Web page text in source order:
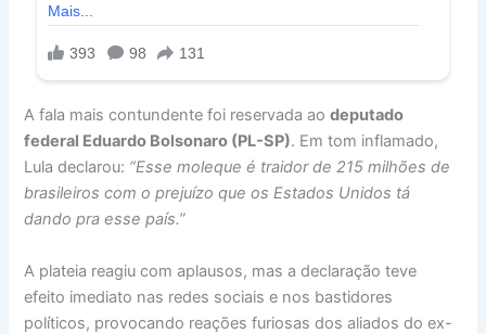
A fala mais contundente foi reservada aodeputado
federal Eduardo Bolsonaro (PL-SP). Em tom inflamado,
Lula declarou: “Esse moleque é traidor de 215 milhões de
brasileiros com o prejuízo que os Estados Unidos tá
dando pra esse país.”
A plateia reagiu com aplausos, mas a declaração teve
efeito imediato nas redes sociais e nos bastidores
políticos, provocando reações furiosas dos aliados do ex-